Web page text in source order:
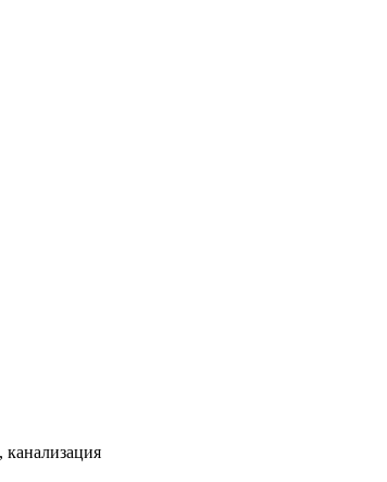
канализация